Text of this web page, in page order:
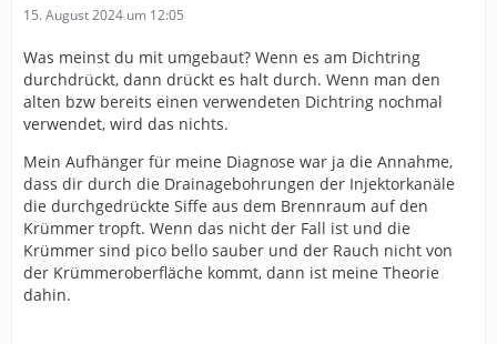
15. August 2024 um 12:05
Was meinst du mit umgebaut? Wenn es am Dichtring
durchdrückt, dann drückt es halt durch. Wenn man den
alten bzw bereits einen verwendeten Dichtring nochmal
verwendet, wird das nichts.
Mein Aufhänger für meine Diagnose war ja die Annahme,
dass dir durch die Drainagebohrungen der Injektorkanäle
die durchgedrückte Siffe aus dem Brennraum auf den
Krümmer tropft. Wenn das nicht der Fall ist und die
Krümmer sind pico bello sauber und der Rauch nicht von
der Krümmeroberfläche kommt, dann ist meine Theorie
dahin.